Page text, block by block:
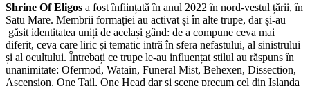
Shrine Of Eligos a fost înființată în anul 2022 în nord-vestul țării, în
Satu Mare. Membrii formației au activat și în alte trupe, dar și-au
găsit identitatea uniți de același gând: de a compune ceva mai
diferit, ceva care liric și tematic intră în sfera nefastului, al sinistrului
și al ocultului. Întrebați ce trupe le-au influențat stilul au răspuns în
unanimitate: Ofermod, Watain, Funeral Mist, Behexen, Dissection,
Ascension, One Tail, One Head dar și scene precum cel din Islanda